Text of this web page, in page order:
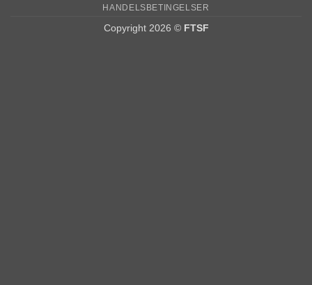
HANDELSBETINGELSER
Copyright 2026 © FTSF